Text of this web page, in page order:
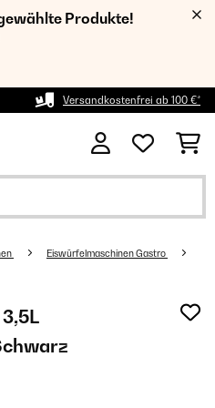
Produkte!
Versandkostenfrei ab 100 €*
Eiswürfelmaschinen Gastro